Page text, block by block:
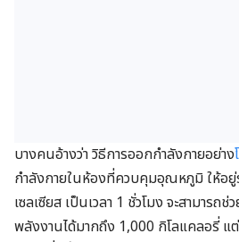
บางคนอ้างว่า วิธีการออกกำลังกายอย่าง
กำลังกายในห้องที่ควบคุมอุณหภูมิ ให้อยู่
เซลเซียส เป็นเวลา 1 ชั่วโมง จะสามารถ
พลังงานได้มากถึง 1,000 กิโลแคลอรี่ แ